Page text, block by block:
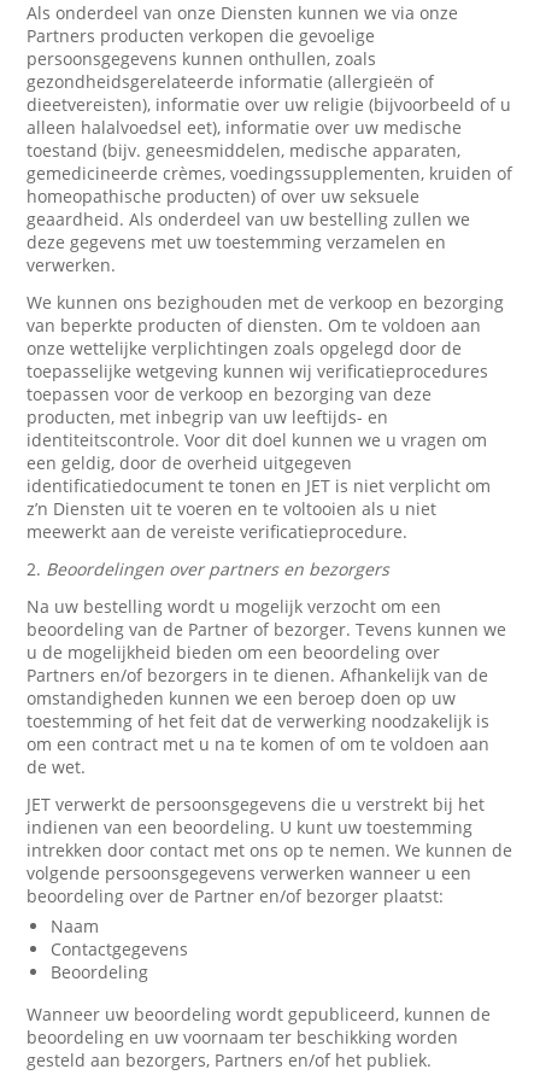
Als onderdeel van onze Diensten kunnen we via onze
Partners producten verkopen die gevoelige
persoonsgegevens kunnen onthullen, zoals
gezondheidsgerelateerde informatie (allergieën of
dieetvereisten), informatie over uw religie (bijvoorbeeld of u
alleen halalvoedsel eet), informatie over uw medische
toestand (bijv. geneesmiddelen, medische apparaten,
gemedicineerde crèmes, voedingssupplementen, kruiden of
homeopathische producten) of over uw seksuele
geaardheid. Als onderdeel van uw bestelling zullen we
deze gegevens met uw toestemming verzamelen en
verwerken.
We kunnen ons bezighouden met de verkoop en bezorging
van beperkte producten of diensten. Om te voldoen aan
onze wettelijke verplichtingen zoals opgelegd door de
toepasselijke wetgeving kunnen wij verificatieprocedures
toepassen voor de verkoop en bezorging van deze
producten, met inbegrip van uw leeftijds- en
identiteitscontrole. Voor dit doel kunnen we u vragen om
een geldig, door de overheid uitgegeven
identificatiedocument te tonen en JET is niet verplicht om
z’n Diensten uit te voeren en te voltooien als u niet
meewerkt aan de vereiste verificatieprocedure.
2. Beoordelingen over partners en bezorgers
Na uw bestelling wordt u mogelijk verzocht om een
beoordeling van de Partner of bezorger. Tevens kunnen we
u de mogelijkheid bieden om een beoordeling over
Partners en/of bezorgers in te dienen. Afhankelijk van de
omstandigheden kunnen we een beroep doen op uw
toestemming of het feit dat de verwerking noodzakelijk is
om een contract met u na te komen of om te voldoen aan
de wet.
JET verwerkt de persoonsgegevens die u verstrekt bij het
indienen van een beoordeling. U kunt uw toestemming
intrekken door contact met ons op te nemen. We kunnen de
volgende persoonsgegevens verwerken wanneer u een
beoordeling over de Partner en/of bezorger plaatst:
Naam
Contactgegevens
Beoordeling
Wanneer uw beoordeling wordt gepubliceerd, kunnen de
beoordeling en uw voornaam ter beschikking worden
gesteld aan bezorgers, Partners en/of het publiek.